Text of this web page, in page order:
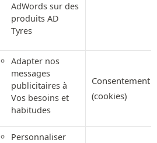
AdWords sur des
produits AD
Tyres
Adapter nos
messages
publicitaires à
Vos besoins et
habitudes
Consentement
(cookies)
Personnaliser